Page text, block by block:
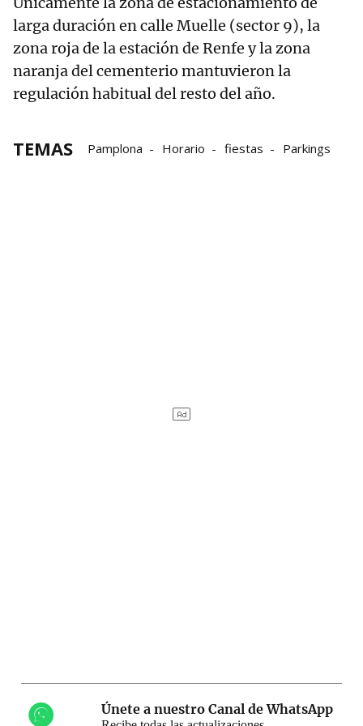
larga duración en calle Muelle (sector 9), la
zona roja de la estación de Renfe y la zona
naranja del cementerio mantuvieron la
regulación habitual del resto del año.
TEMAS Pamplona Horario fiestas Parkings
Únete a nuestro Canal de WhatsApp